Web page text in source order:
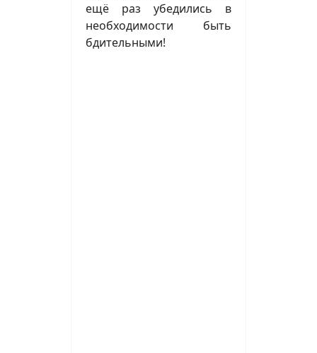
ещё раз убедились в
необходимости быть
бдительными!